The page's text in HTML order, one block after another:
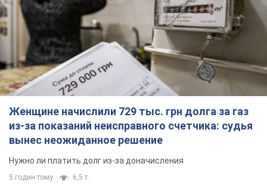
Женщине начислили 729 тыс. грн долга за газ
из-за показаний неисправного счетчика: судья
вынес неожиданное решение
Нужно ли платить долг из-за доначисления
5 годин тому 6,5 т.